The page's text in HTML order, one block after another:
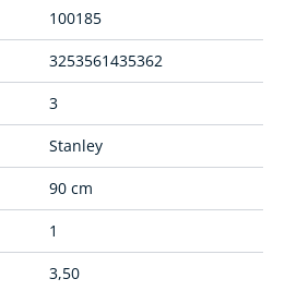
100185
3253561435362
3
Stanley
90 cm
1
3,50